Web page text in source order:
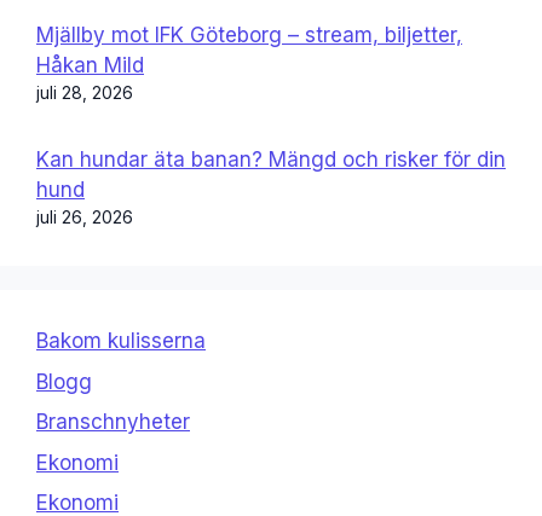
Mjällby mot IFK Göteborg – stream, biljetter,
Håkan Mild
juli 28, 2026
Kan hundar äta banan? Mängd och risker för din
hund
juli 26, 2026
Bakom kulisserna
Blogg
Branschnyheter
Ekonomi
Ekonomi